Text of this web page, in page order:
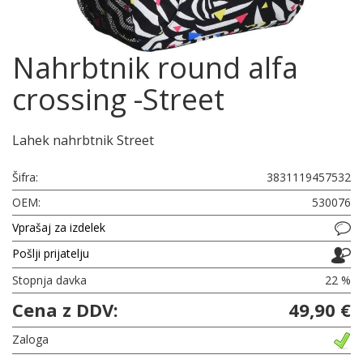
Nahrbtnik round alfa
crossing -Street
Lahek nahrbtnik Street
Šifra:
3831119457532
OEM:
530076
Vprašaj za izdelek
Pošlji prijatelju
Stopnja davka
22 %
Cena z DDV: 49,90 €
Zaloga